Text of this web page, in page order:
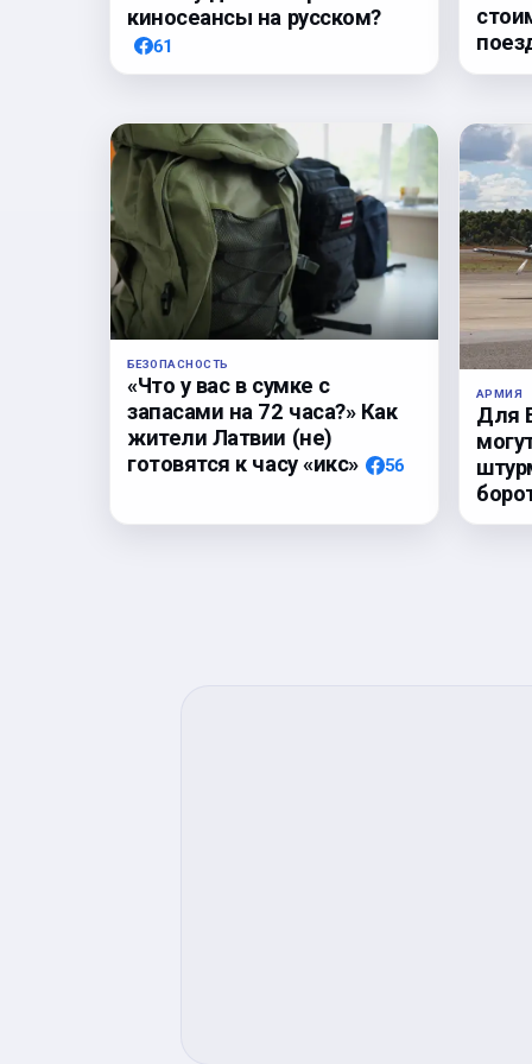
киносеансы на русском?
61
БЕЗОПАСНОСТЬ
«Что у вас в сумке с
запасами на 72 часа?» Как
жители Латвии (не)
готовятся к часу «икс»
56
АРМИЯ
Для